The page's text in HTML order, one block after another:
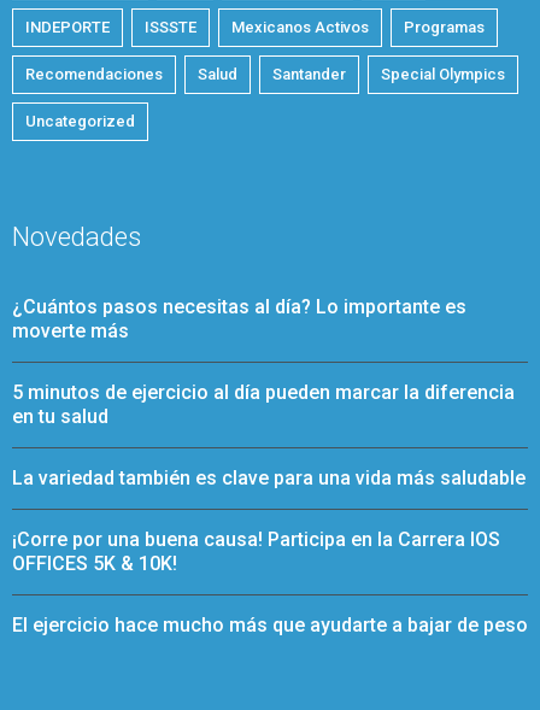
INDEPORTE ISSSTE Mexicanos Activos Programas
Recomendaciones Salud Santander Special Olympics
Uncategorized
Novedades
¿Cuántos pasos necesitas al día? Lo importante es
moverte más
5 minutos de ejercicio al día pueden marcar la diferencia
en tu salud
La variedad también es clave para una vida más saludable
¡Corre por una buena causa! Participa en la Carrera IOS
OFFICES 5K & 10K!
El ejercicio hace mucho más que ayudarte a bajar de peso